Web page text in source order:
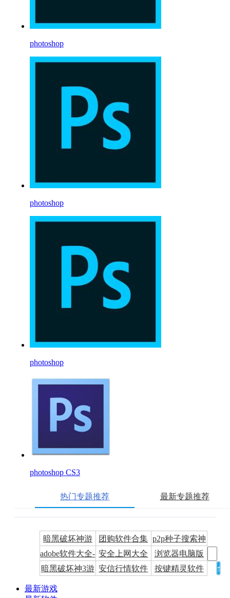
photoshop
photoshop
photoshop
photoshop CS3
热门专题推荐 最新专题推荐
暗黑破坏神游
戏工具合集
团购软件合集
专区
p2p种子搜索神
器下载-P2P种
子搜索神器专
adobe软件大全-
adobe全系列软
件下载-adobe软
安全上网大全
浏览器电脑版
下载-浏览器下
暗黑破坏神3游
戏合集
安信行情软件
按键精灵软件
最新游戏